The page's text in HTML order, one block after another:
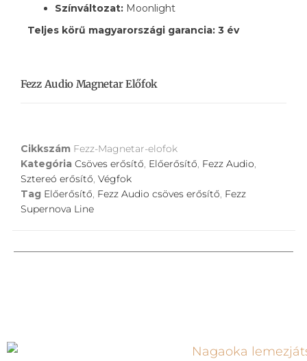
Színváltozat: Moonlight
Teljes körű magyarországi garancia: 3 év
Fezz Audio Magnetar Előfok
Cikkszám Fezz-Magnetar-elofok
Kategória Csöves erősítő, Előerősítő, Fezz Audio,
Sztereó erősítő, Végfok
Tag Előerősítő, Fezz Audio csöves erősítő, Fezz
Supernova Line